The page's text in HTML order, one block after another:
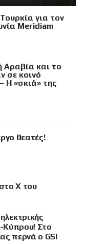
για τον
Meridiam
Αραβία και το
σε κοινό
Η «σκιά» της
θεατές!
X του
Κύπρου! Στο
περνά ο GSI